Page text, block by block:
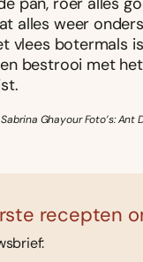
alles weer
vlees botermals
bestrooi met
Ghayour Foto’s: Ant
recepten